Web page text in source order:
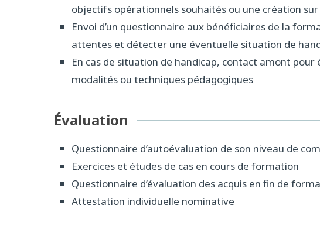
objectifs opérationnels souhaités ou une création
Envoi d’un questionnaire aux bénéficiaires de la
attentes et détecter une éventuelle situation de
En cas de situation de handicap, contact amont
modalités ou techniques pédagogiques
Évaluation
Questionnaire d’autoévaluation de son niveau de
Exercices et études de cas en cours de formation
Questionnaire d’évaluation des acquis en fin de
Attestation individuelle nominative